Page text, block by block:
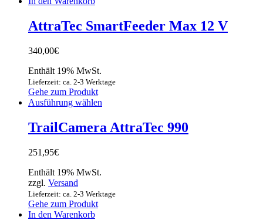
AttraTec SmartFeeder Max 12 V
340,00€
Enthält 19% MwSt.
Lieferzeit: ca. 2-3 Werktage
Gehe zum Produkt
Ausführung wählen
TrailCamera AttraTec 990
251,95€
Enthält 19% MwSt.
zzgl. Versand
Lieferzeit: ca. 2-3 Werktage
Gehe zum Produkt
In den Warenkorb